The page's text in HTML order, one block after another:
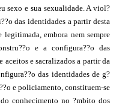
sexo e sua sexualidade. A viol?
das identidades a partir desta
embora nem sempre
e a configura??o das
aceitos e sacralizados a partir da
das identidades de g?
e policiamento, constituem-se
conhecimento no ?mbito dos